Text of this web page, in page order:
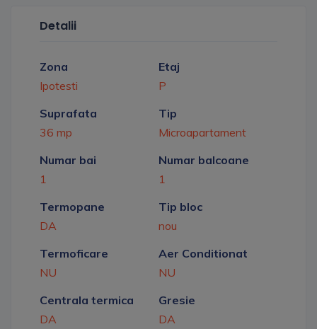
Detalii
Zona
Ipotesti
Etaj
P
Suprafata
36 mp
Tip
Microapartament
Numar bai
1
Numar balcoane
1
Termopane
DA
Tip bloc
nou
Termoficare
NU
Aer Conditionat
NU
Centrala termica
DA
Gresie
DA